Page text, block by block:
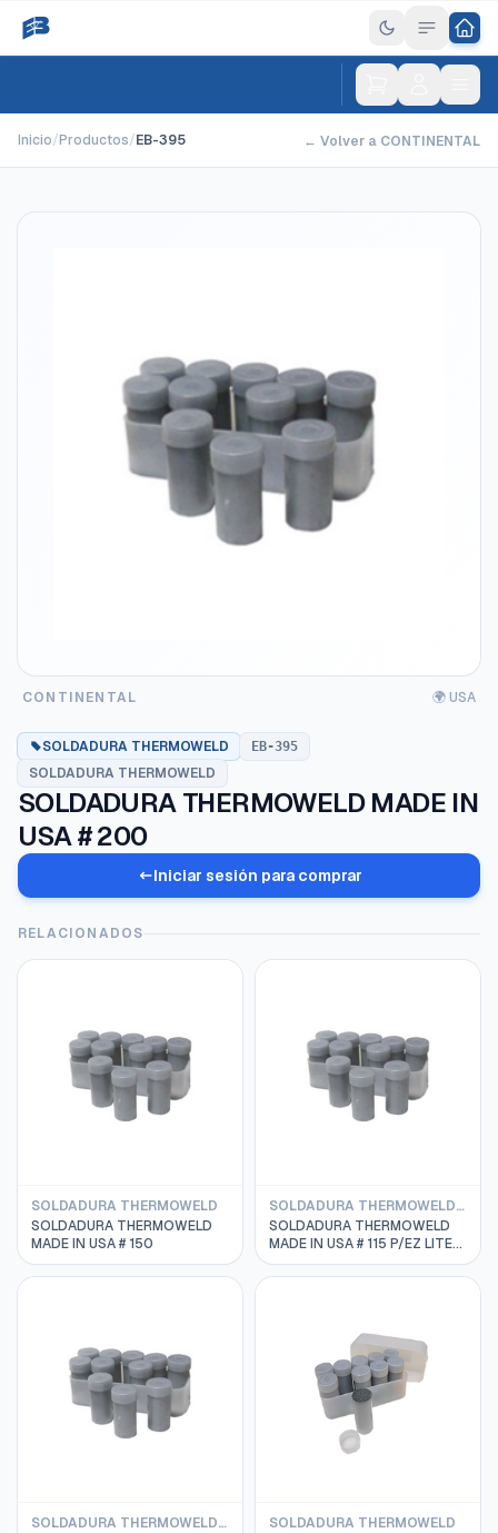
Inicio/Productos/EB-395 ← Volver a CONTINENTAL
CONTINENTAL 🌍 USA
SOLDADURA THERMOWELD EB-395
SOLDADURA THERMOWELD
SOLDADURA THERMOWELD MADE IN
USA # 200
Iniciar sesión para comprar
RELACIONADOS
SOLDADURA THERMOWELD
SOLDADURA THERMOWELD
MADE IN USA # 150
SOLDADURA THERMOWELD REMOTO
SOLDADURA THERMOWELD
MADE IN USA # 115 P/EZ LITE
REMOTO
SOLDADURA THERMOWELD REMOTO
SOLDADURA THERMOWELD